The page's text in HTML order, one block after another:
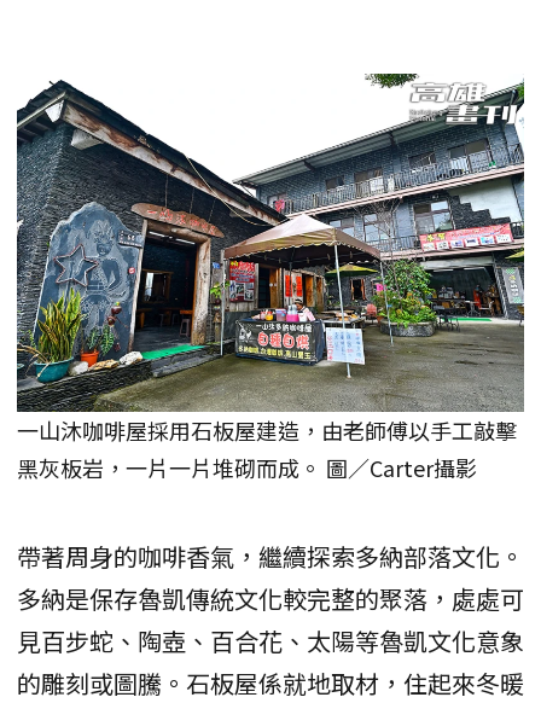
一山沐咖啡屋採用石板屋建造，由老師傅以手工敲擊
黑灰板岩，一片一片堆砌而成。 圖／Carter攝影
帶著周身的咖啡香氣，繼續探索多納部落文化。
多納是保存魯凱傳統文化較完整的聚落，處處可
見百步蛇、陶壺、百合花、太陽等魯凱文化意象
的雕刻或圖騰。石板屋係就地取材，住起來冬暖